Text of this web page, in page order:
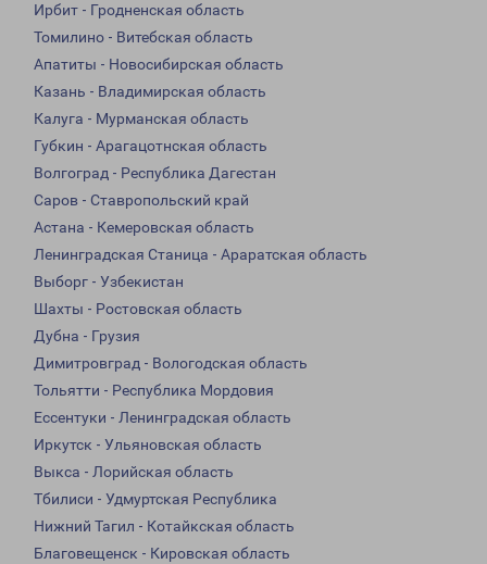
Ирбит - Гродненская область
Томилино - Витебская область
Апатиты - Новосибирская область
Казань - Владимирская область
Калуга - Мурманская область
Губкин - Арагацотнская область
Волгоград - Республика Дагестан
Саров - Ставропольский край
Астана - Кемеровская область
Ленинградская Станица - Араратская область
Выборг - Узбекистан
Шахты - Ростовская область
Дубна - Грузия
Димитровград - Вологодская область
Тольятти - Республика Мордовия
Ессентуки - Ленинградская область
Иркутск - Ульяновская область
Выкса - Лорийская область
Тбилиси - Удмуртская Республика
Нижний Тагил - Котайкская область
Благовещенск - Кировская область